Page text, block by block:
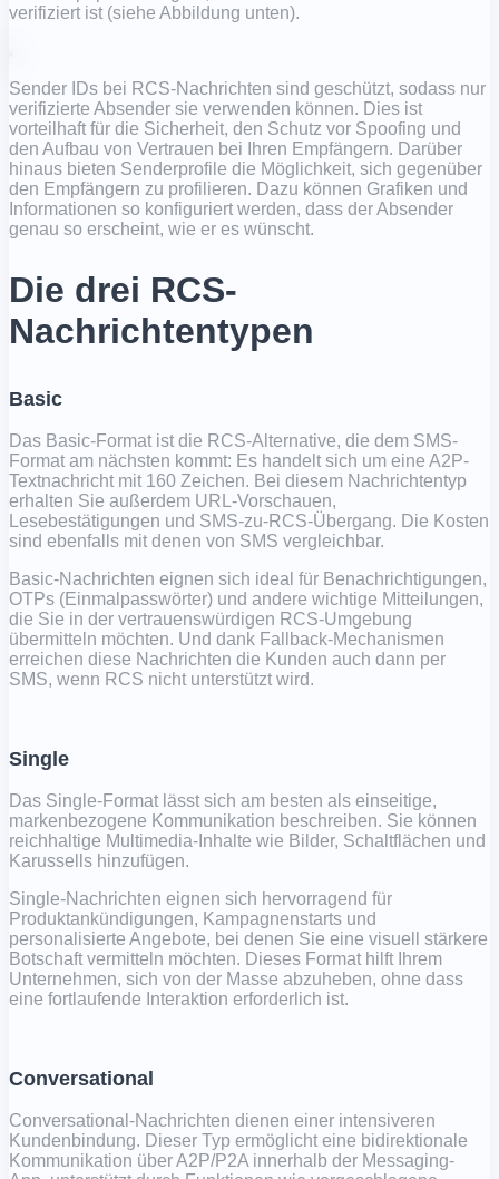
verifiziert ist (siehe Abbildung unten).
Sender IDs bei RCS-Nachrichten sind geschützt, sodass nur
verifizierte Absender sie verwenden können. Dies ist
vorteilhaft für die Sicherheit, den Schutz vor Spoofing und
den Aufbau von Vertrauen bei Ihren Empfängern. Darüber
hinaus bieten Senderprofile die Möglichkeit, sich gegenüber
den Empfängern zu profilieren. Dazu können Grafiken und
Informationen so konfiguriert werden, dass der Absender
genau so erscheint, wie er es wünscht.
Die drei RCS-
Nachrichtentypen
Basic
Das Basic-Format ist die RCS-Alternative, die dem SMS-
Format am nächsten kommt: Es handelt sich um eine A2P-
Textnachricht mit 160 Zeichen. Bei diesem Nachrichtentyp
erhalten Sie außerdem URL-Vorschauen,
Lesebestätigungen und SMS-zu-RCS-Übergang. Die Kosten
sind ebenfalls mit denen von SMS vergleichbar.
Basic-Nachrichten eignen sich ideal für Benachrichtigungen,
OTPs (Einmalpasswörter) und andere wichtige Mitteilungen,
die Sie in der vertrauenswürdigen RCS-Umgebung
übermitteln möchten. Und dank Fallback-Mechanismen
erreichen diese Nachrichten die Kunden auch dann per
SMS, wenn RCS nicht unterstützt wird.
Single
Das Single-Format lässt sich am besten als einseitige,
markenbezogene Kommunikation beschreiben. Sie können
reichhaltige Multimedia-Inhalte wie Bilder, Schaltflächen und
Karussells hinzufügen.
Single-Nachrichten eignen sich hervorragend für
Produktankündigungen, Kampagnenstarts und
personalisierte Angebote, bei denen Sie eine visuell stärkere
Botschaft vermitteln möchten. Dieses Format hilft Ihrem
Unternehmen, sich von der Masse abzuheben, ohne dass
eine fortlaufende Interaktion erforderlich ist.
Conversational
Conversational-Nachrichten dienen einer intensiveren
Kundenbindung. Dieser Typ ermöglicht eine bidirektionale
Kommunikation über A2P/P2A innerhalb der Messaging-